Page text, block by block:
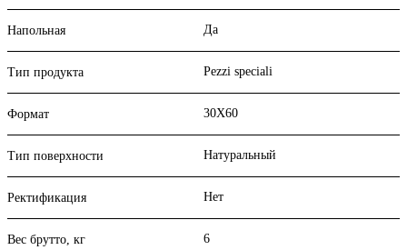
Напольная Да
Тип продукта Pezzi speciali
Формат 30X60
Тип поверхности Натуральный
Ректификация Нет
Вес брутто, кг 6